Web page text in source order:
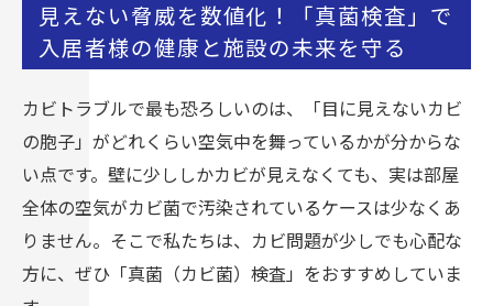
見えない脅威を数値化！「真菌検査」で
入居者様の健康と施設の未来を守る
カビトラブルで最も恐ろしいのは、「目に見えないカビ
の胞子」がどれくらい空気中を舞っているかが分からな
い点です。壁に少ししかカビが見えなくても、実は部屋
全体の空気がカビ菌で汚染されているケースは少なくあ
りません。そこで私たちは、カビ問題が少しでも心配な
方に、ぜひ「真菌（カビ菌）検査」をおすすめしていま